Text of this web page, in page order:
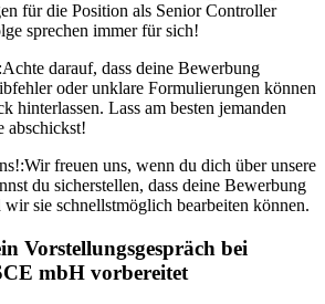
für die Position als Senior Controller
sprechen immer für sich!
Achte darauf, dass deine Bewerbung
oder unklare Formulierungen können
hinterlassen. Lass am besten jemanden
abschickst!
Wir freuen uns, wenn du dich über unsere
du sicherstellen, dass deine Bewerbung
sie schnellstmöglich bearbeiten können.
Vorstellungsgespräch bei
mbH vorbereitet